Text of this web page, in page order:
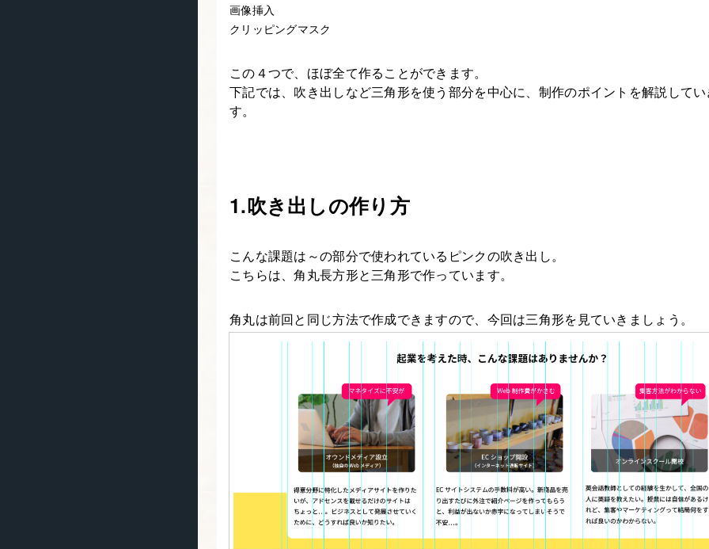
画像挿入
クリッピングマスク
この４つで、ほぼ全て作ることができます。
下記では、吹き出しなど三角形を使う部分を中心に、制作のポイントを解説して
す。
1.吹き出しの作り方
こんな課題は～の部分で使われているピンクの吹き出し。
こちらは、角丸長方形と三角形で作っています。
角丸は前回と同じ方法で作成できますので、今回は三角形を見ていきましょう。